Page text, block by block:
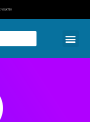
VOLKTEK